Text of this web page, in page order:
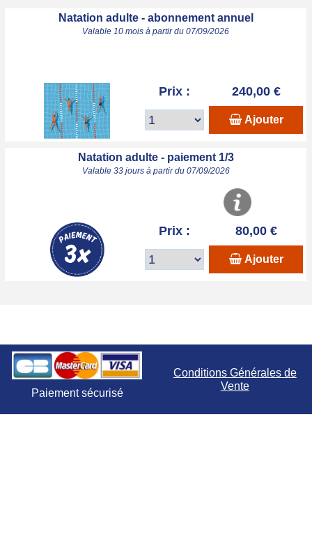
Natation adulte - abonnement annuel
Valable 10 mois à partir du 07/09/2026
Prix : 240,00 €
Ajouter
Natation adulte - paiement 1/3
Valable 33 jours à partir du 07/09/2026
Prix : 80,00 €
Ajouter
Paiement sécurisé
Conditions Générales de
Vente